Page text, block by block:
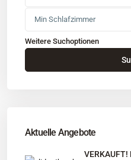
Min Schlafzimmer
Weitere Suchoptionen
Aktuelle Angebote
Kontakt
: Buchholz in der